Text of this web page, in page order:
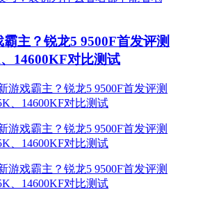
主？锐龙5 9500F首发评测
14600KF对比测试